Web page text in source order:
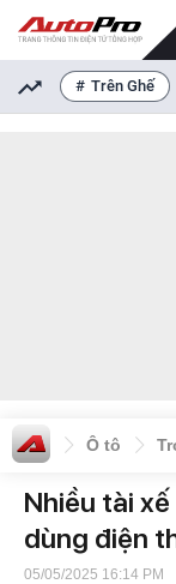
Trên Ghế
Ô tô
Nhiều tài
dùng điện
05/05/2025 16:14 PM